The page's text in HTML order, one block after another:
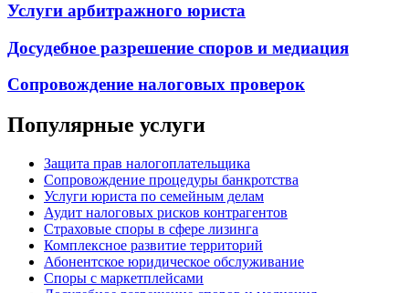
Услуги арбитражного юриста
Досудебное разрешение споров и медиация
Сопровождение налоговых проверок
Популярные услуги
Защита прав налогоплательщика
Сопровождение процедуры банкротства
Услуги юриста по семейным делам
Аудит налоговых рисков контрагентов
Страховые споры в сфере лизинга
Комплексное развитие территорий
Абонентское юридическое обслуживание
Споры с маркетплейсами